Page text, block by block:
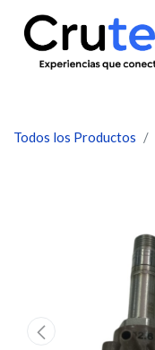
Todos los Productos